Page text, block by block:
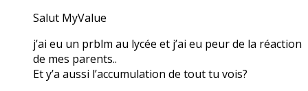
Salut MyValue
j’ai eu un prblm au lycée et j’ai eu peur de la réaction
de mes parents..
Et y’a aussi l’accumulation de tout tu vois?